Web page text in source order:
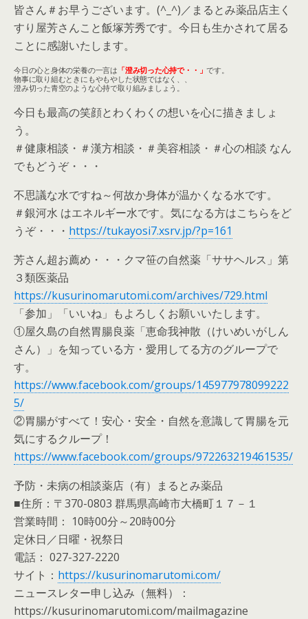
皆さん＃お早うございます。(^_^)／まるとみ薬品店主く
すり屋芳さんこと飯塚芳秀です。今日も生かされて居る
ことに感謝いたします。
今日の心と身体の栄養の一言は 「澄み切った心持で・・」です。
物事に取り組むときにもやもやした状態ではなく、、
澄み切った青空のような心持で取り組みましょう。
今日も最高の笑顔とわくわくの想いを心に描きましょ
う。
＃健康相談・＃漢方相談・＃美容相談・＃心の相談 なん
でもどうぞ・・・
不思議な水ですね～何故か身体が温かくなる水です。
＃銀河水 はエネルギー水です。気になる方はこちらをど
うぞ・・・ https://tukayosi7.xsrv.jp/?p=161
芳さん超お薦め・・・クマ笹の自然薬「ササヘルス」第
３類医薬品
https://kusurinomarutomi.com/archives/729.html
「参加」「いいね」もよろしくお願いいたします。
①屋久島の自然胃腸良薬「恵命我神散（けいめいがしん
さん）」を知っている方・愛用してる方のグループで
す。
https://www.facebook.com/groups/145977978099222
5/
②胃腸がすべて！安心・安全・自然を意識して胃腸を元
気にするクループ！
https://www.facebook.com/groups/972263219461535/
予防・未病の相談薬店（有）まるとみ薬品
■住所：〒370-0803 群馬県高崎市大橋町１７－１
営業時間： 10時00分～20時00分
定休日／日曜・祝祭日
電話： 027-327-2220
サイト： https://kusurinomarutomi.com/
ニュースレター申し込み（無料）：
https://kusurinomarutomi.com/mailmagazine